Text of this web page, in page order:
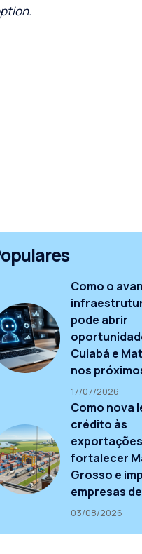
Como o
pode abrir
Cuiabá e
nos
17/07/2026
Como nova
crédito às
fortalecer
Grosso e
empresas
03/08/2026